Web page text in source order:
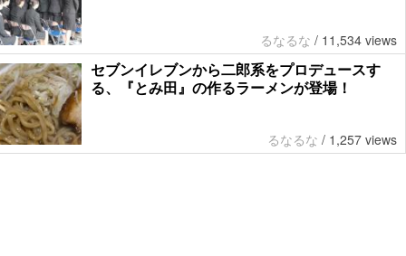
るなるな / 11,534 views
セブンイレブンから二郎系をプロデュースす
る、『とみ田』の作るラーメンが登場！
るなるな / 1,257 views